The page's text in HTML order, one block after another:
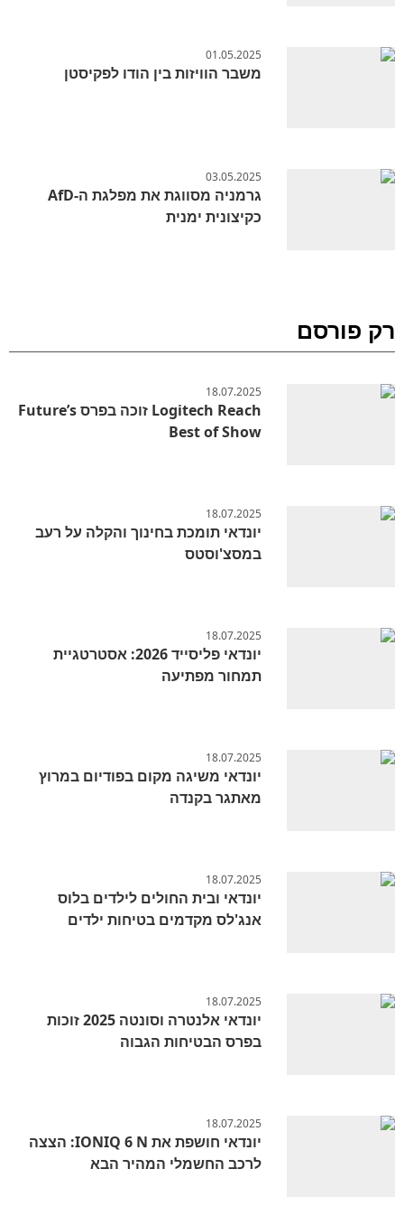
01.05.2025
משבר הוויזות בין הודו לפקיסטן
03.05.2025
גרמניה מסווגת את מפלגת ה-AfD
כקיצונית ימנית
רק פורסם
18.07.2025
Logitech Reach זוכה בפרס Future’s
Best of Show
18.07.2025
יונדאי תומכת בחינוך והקלה על רעב
במסצ'וסטס
18.07.2025
יונדאי פליסייד 2026: אסטרטגיית
תמחור מפתיעה
18.07.2025
יונדאי משיגה מקום בפודיום במרוץ
מאתגר בקנדה
18.07.2025
יונדאי ובית החולים לילדים בלוס
אנג'לס מקדמים בטיחות ילדים
18.07.2025
יונדאי אלנטרה וסונטה 2025 זוכות
בפרס הבטיחות הגבוה
18.07.2025
יונדאי חושפת את IONIQ 6 N: הצצה
לרכב החשמלי המהיר הבא